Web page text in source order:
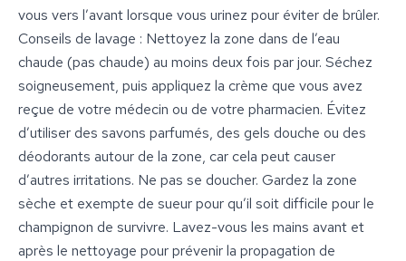
vous vers l’avant lorsque vous urinez pour éviter de brûler.
Conseils de lavage : Nettoyez la zone dans de l’eau
chaude (pas chaude) au moins deux fois par jour. Séchez
soigneusement, puis appliquez la crème que vous avez
reçue de votre médecin ou de votre pharmacien. Évitez
d’utiliser des savons parfumés, des gels douche ou des
déodorants autour de la zone, car cela peut causer
d’autres irritations. Ne pas se doucher. Gardez la zone
sèche et exempte de sueur pour qu’il soit difficile pour le
champignon de survivre. Lavez-vous les mains avant et
après le nettoyage pour prévenir la propagation de